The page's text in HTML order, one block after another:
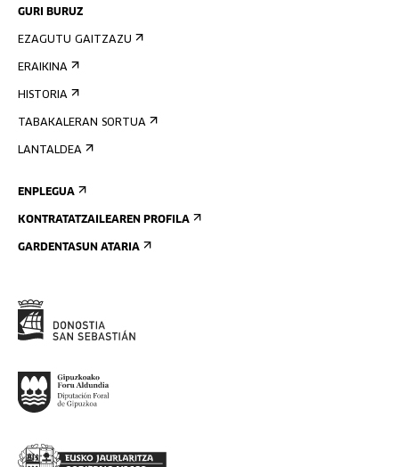
GURI BURUZ
EZAGUTU GAITZAZU
ERAIKINA
HISTORIA
TABAKALERAN SORTUA
LANTALDEA
ENPLEGUA
KONTRATATZAILEAREN PROFILA
GARDENTASUN ATARIA